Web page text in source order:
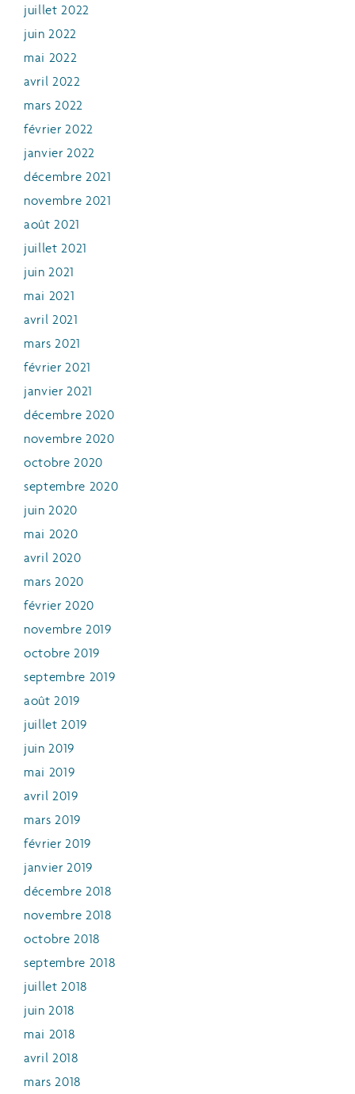
juillet 2022
juin 2022
mai 2022
avril 2022
mars 2022
février 2022
janvier 2022
décembre 2021
novembre 2021
août 2021
juillet 2021
juin 2021
mai 2021
avril 2021
mars 2021
février 2021
janvier 2021
décembre 2020
novembre 2020
octobre 2020
septembre 2020
juin 2020
mai 2020
avril 2020
mars 2020
février 2020
novembre 2019
octobre 2019
septembre 2019
août 2019
juillet 2019
juin 2019
mai 2019
avril 2019
mars 2019
février 2019
janvier 2019
décembre 2018
novembre 2018
octobre 2018
septembre 2018
juillet 2018
juin 2018
mai 2018
avril 2018
mars 2018